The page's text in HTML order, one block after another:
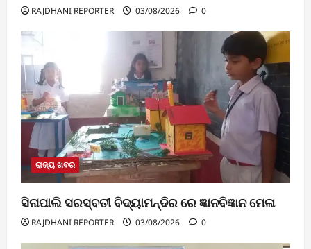
RAJDHANI REPORTER 03/08/2026 0
ରାଜ୍ୟ ଖବର
ସିନାପାଲି ସରସ୍ବତୀ ବିଦ୍ୟାମନ୍ଦିର ରେ ଜ୍ଞାନବିଜ୍ଞାନ ମେଳା
RAJDHANI REPORTER 03/08/2026 0